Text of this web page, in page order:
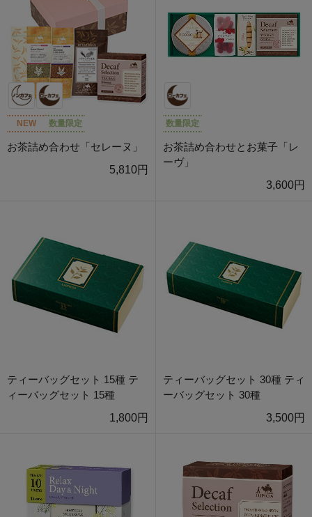
NEW 数量限定
お茶詰め合わせ「セレーヌ」
5,810円
数量限定
お茶詰め合わせとお菓子「レ
ーヴ」
3,600円
ティーバッグセット 15種 テ
ィーバッグセット 15種
1,800円
ティーバッグセット 30種 ティ
ーバッグセット 30種
3,500円